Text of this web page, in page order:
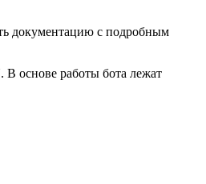
документацию с подробным
основе работы бота лежат